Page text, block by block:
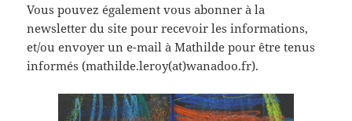
Vous pouvez également vous abonner à la
newsletter du site pour recevoir les informations,
et/ou envoyer un e-mail à Mathilde pour être tenus
informés (mathilde.leroy(at)wanadoo.fr).